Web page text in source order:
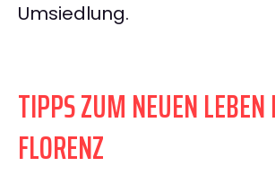
Umsiedlung.
TIPPS ZUM NEUEN
FLORENZ